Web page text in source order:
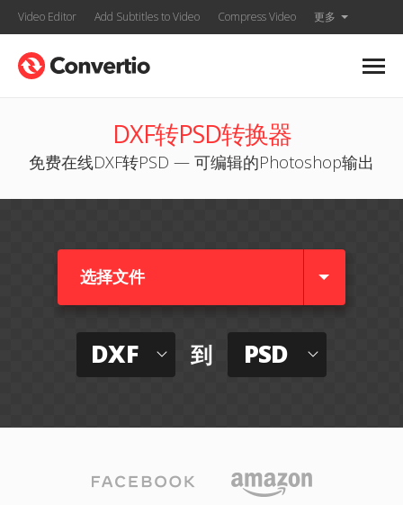
Video Editor Add Subtitles to Video Compress Video 更多
DXF转PSD转换器
免费在线DXF转PSD — 可编辑的Photoshop输出
选择文件
DXF 到 PSD